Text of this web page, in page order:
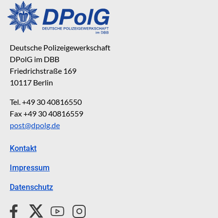
Deutsche Polizeigewerkschaft
DPolG im DBB
Friedrichstraße 169
10117 Berlin
Tel. +49 30 40816550
Fax +49 30 40816559
post@dpolg.de
Kontakt
Impressum
Datenschutz